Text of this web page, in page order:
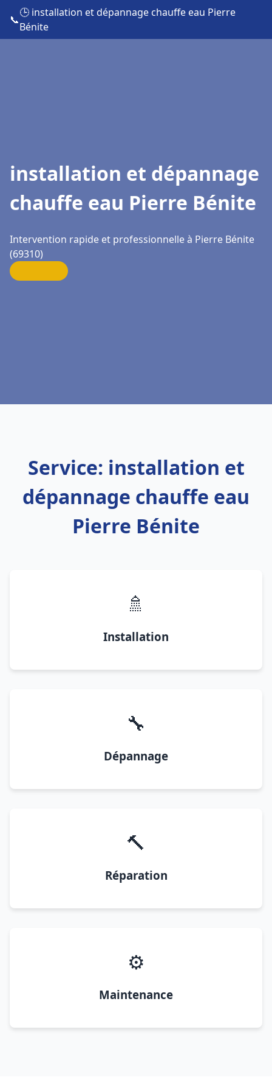
📞
🕒 installation et dépannage chauffe eau Pierre
Bénite
installation et dépannage
chauffe eau Pierre Bénite
Intervention rapide et professionnelle à Pierre Bénite
(69310)
Service: installation et
dépannage chauffe eau
Pierre Bénite
🚿
Installation
🔧
Dépannage
🔨
Réparation
⚙️
Maintenance